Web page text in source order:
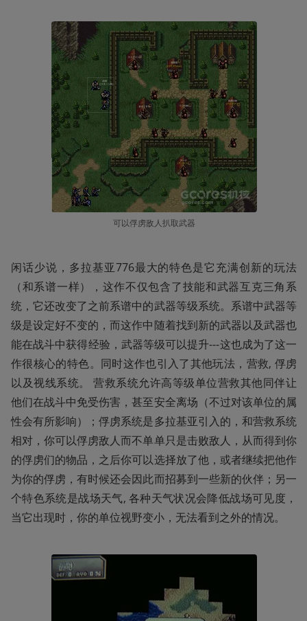
可以俘虏敌人扒取武器
闲话少说，多拉基亚776最大的特色是它充满创新的玩法
（和系谱一样），这作不仅包含了技能和武器互克三角系
统，它还改变了之前系谱中的武器等级系统。系谱中武器等
级是设定好不变的，而这作中随着找到新的武器以及武器也
能在战斗中获得经验，武器等级可以提升---这也成为了这一
作很核心的特色。同时这作也引入了其他玩法，营救, 俘虏
以及视线系统。 营救系统允许高等级单位营救其他同伴让
他们在战斗中免受伤害，甚至安全离场（不过对该单位的属
性会有所影响）；俘虏系统是多拉基亚引入的，和营救系统
相对，你可以俘虏敌人而不单单只是击败敌人，从而得到你
的俘虏们的物品，之后你可以选择放了他，或者继续把他作
为你的俘虏，有时候还会因此而招募到一些新的伙伴；另一
个特色系统是战场天气, 各种天气状况会降低战场可见度，
当它出现时，你的单位视野变小，无法看到之外的情况。